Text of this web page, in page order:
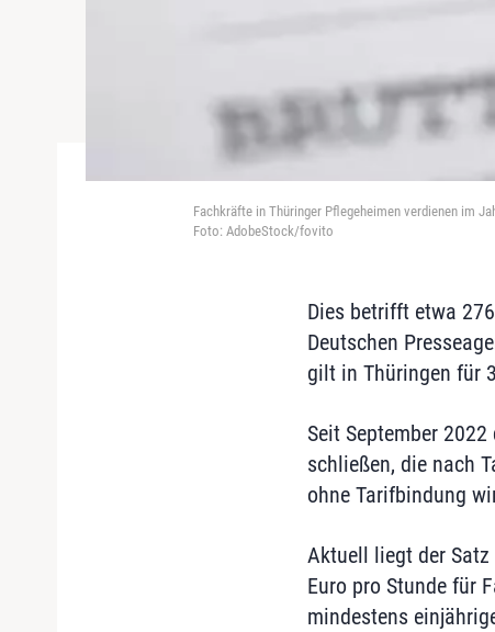
Fachkräfte in Thüringer Pflegeheimen verdienen im
Foto: AdobeStock/fovito
Dies betrifft etwa
Deutschen
gilt in Thüringen für
Seit September
schließen, die nach
ohne Tarifbindung
Aktuell liegt der
Euro pro Stunde für
mindestens